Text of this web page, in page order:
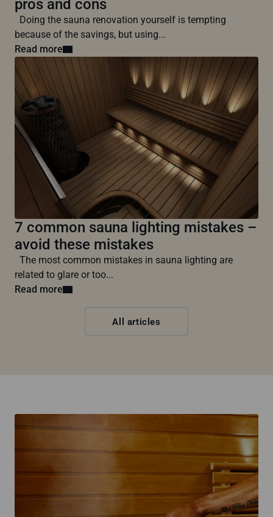
pros and cons
Doing the sauna renovation yourself is tempting
because of the savings, but using...
Read more
7 common sauna lighting mistakes –
avoid these mistakes
The most common mistakes in sauna lighting are
related to glare or too...
Read more
All articles